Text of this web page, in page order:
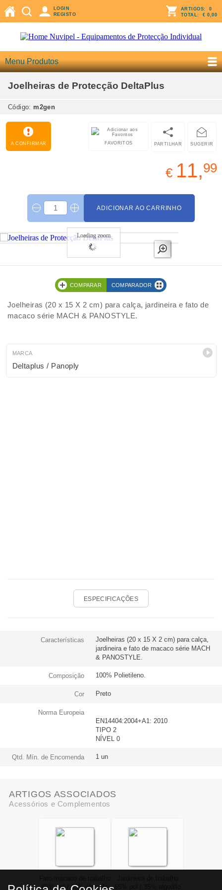
LOGIN
REGISTO
ARTIGOS: 0
TOTAL: € 0,00
Menu Produtos
Joelheiras de Protecção DeltaPlus
Código: m2gen
A CONFIRMAR SUGERIR
PARTILHAR
FAVORITOS
€ 11,99
ADICIONAR AO CARRINHO
Loading zoom
COMPARAR COMPARADOR
Joelheiras (20 x 15 X 2 cm) para calça, jardineira e fato de
macaco série MACH & PANOSTYLE.
MARCA
Deltaplus / Panoply
ESPECIFICAÇÕES
Características
Joelheiras (20 x 15 X 2 cm) para calça,
jardineira e fato de macaco série MACH
& PANOSTYLE.
Composição 100% Polietileno.
Cor Preto
Norma Europeia
EN14404:2004+A1: 2010
TIPO 2
NÍVEL 0
Qtd. Mín. de Encomenda 1 un
ARTIGOS ASSOCIADOS
Acessórios e Complementos
65% pol / 35% algodão